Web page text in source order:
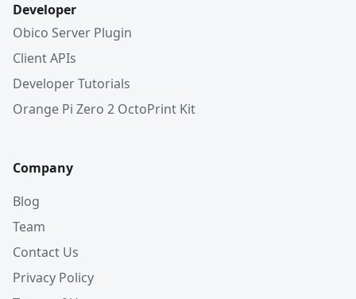
Developer
Obico Server Plugin
Client APIs
Developer Tutorials
Orange Pi Zero 2 OctoPrint Kit
Company
Blog
Team
Contact Us
Privacy Policy